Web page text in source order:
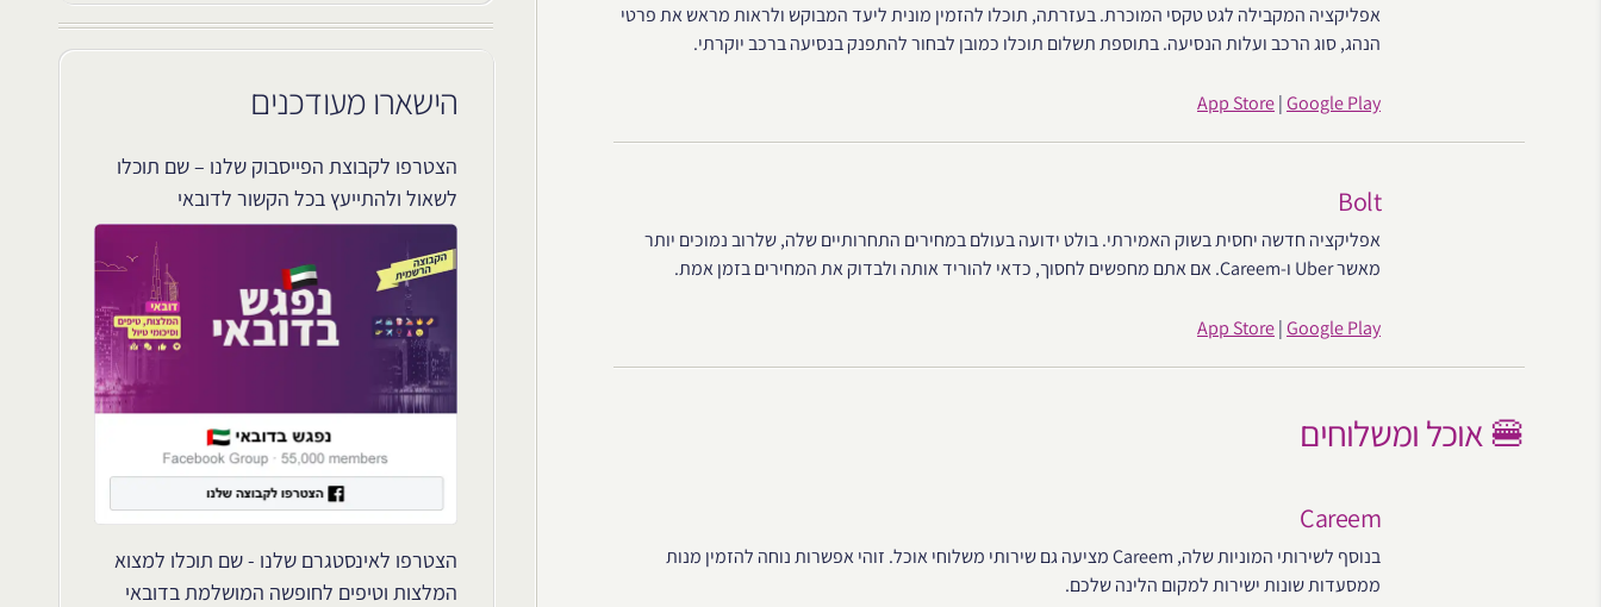
אפליקציה המקבילה לגט טקסי המוכרת. בעזרתה, תוכלו להזמין מונית ליעד המבוקש ולראות מראש את פרטי
הנהג, סוג הרכב ועלות הנסיעה. בתוספת תשלום תוכלו כמובן לבחור להתפנק בנסיעה ברכב יוקרתי.
App Store|Google Play
Bolt
אפליקציה חדשה יחסית בשוק האמירתי. בולט ידועה בעולם במחירים התחרותיים שלה, שלרוב נמוכים יותר
מאשר Uber ו-Careem. אם אתם מחפשים לחסוך, כדאי להוריד אותה ולבדוק את המחירים בזמן אמת.
App Store|Google Play
🍔 אוכל ומשלוחים
Careem
בנוסף לשירותי המוניות שלה, Careem מציעה גם שירותי משלוחי אוכל. זוהי אפשרות נוחה להזמין מנות
ממסעדות שונות ישירות למקום הלינה שלכם.
הישארו מעודכנים
הצטרפו לקבוצת הפייסבוק שלנו – שם תוכלו
לשאול ולהתייעץ בכל הקשור לדובאי
הצטרפו לאינסטגרם שלנו - שם תוכלו למצוא
המלצות וטיפים לחופשה המושלמת בדובאי